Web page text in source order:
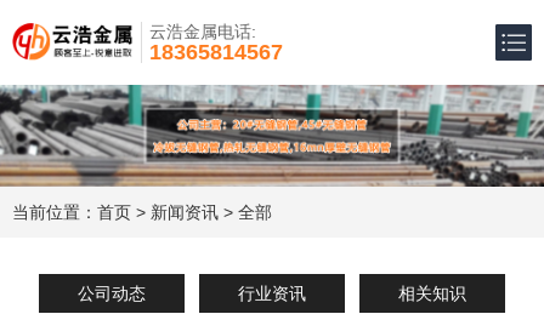
云浩金属电话:
18365814567
当前位置： 首页 > 新闻资讯 > 全部
公司动态 行业资讯 相关知识